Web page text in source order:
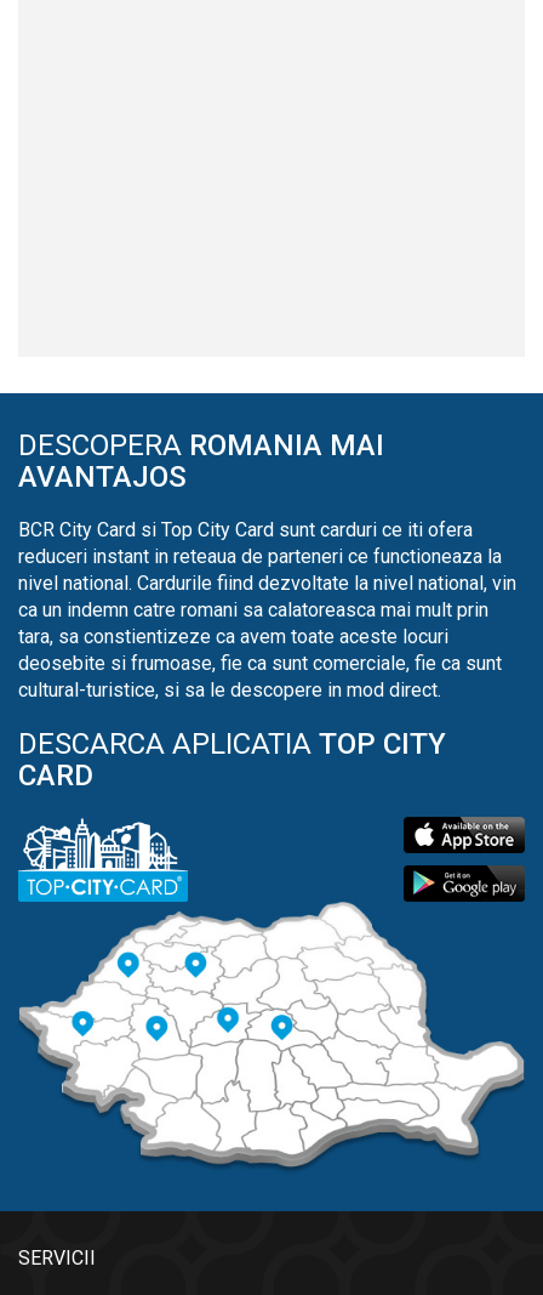
DESCOPERA ROMANIA MAI
AVANTAJOS
BCR City Card si Top City Card sunt carduri ce iti ofera
reduceri instant in reteaua de parteneri ce functioneaza la
nivel national. Cardurile fiind dezvoltate la nivel national, vin
ca un indemn catre romani sa calatoreasca mai mult prin
tara, sa constientizeze ca avem toate aceste locuri
deosebite si frumoase, fie ca sunt comerciale, fie ca sunt
cultural-turistice, si sa le descopere in mod direct.
DESCARCA APLICATIA TOP CITY
CARD
SERVICII